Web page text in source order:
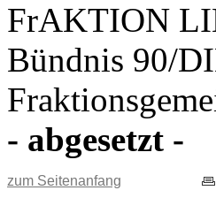
FrAKTION
Bündnis 90/
- abgesetzt -
zum Seitenanfang